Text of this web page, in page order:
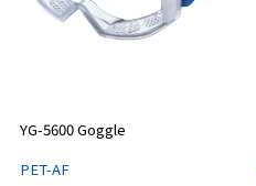
YG-5600 Goggle
PET-AF